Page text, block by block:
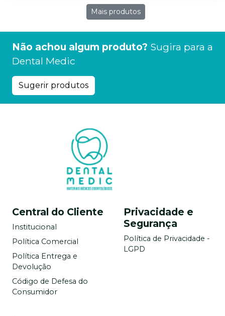
Mais produtos
Não achou algum produto? Sugira para a
Dental Medic
Sugerir produtos
Central do Cliente
Institucional
Política Comercial
Política Entrega e
Devolução
Código de Defesa do
Consumidor
Privacidade e
Segurança
Política de Privacidade -
LGPD